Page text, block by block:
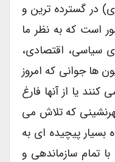
گسترده ترین و
که به نظر ما
سیاسی، اقتصادی،
ها جوانی که امروز
یا از آنها فارغ
که تلاش می
بسیار پیچیده ای به
سازماندهی و